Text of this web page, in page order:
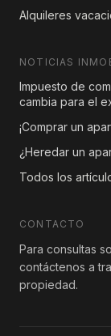
Alquileres
NOTICIAS
Impuesto de
cambia para el
¡Comprar un
¿Heredar un
Todos los
CONTACTO
Para consultas
contáctenos a
propiedad.